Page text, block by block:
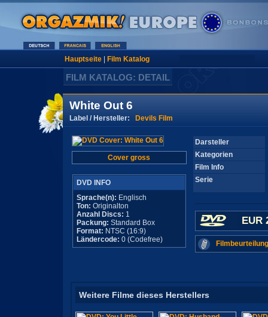
Hauptseite| Film Katalog
FILM KATALOG: DETAIL
White Out 6
Label / Hersteller: Devils Film
Cover gross
DVD INFO
Sprache(n): Englisch
Ton: Originalton
Anzahl Discs: 1
Packung: Standard Box
Format: NTSC (16:9)
Ländercode: 0 (Codefree)
Darsteller
Kategorien
Film Info
Serie
EUR
Weitere Filme dieses Herstellers